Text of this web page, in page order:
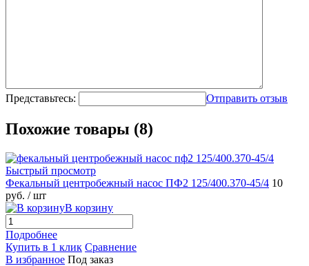
Представьтесь: Отправить отзыв
Похожие товары (8)
Быстрый просмотр
Фекальный центробежный насос ПФ2 125/400.370-45/4 10
руб. / шт
В корзину
Подробнее
Купить в 1 клик Сравнение
В избранное Под заказ